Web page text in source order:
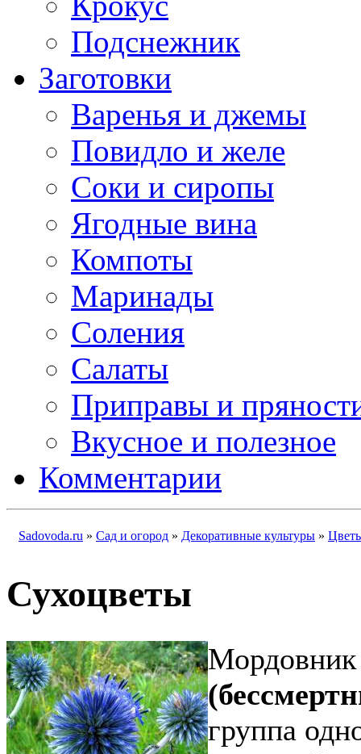
Подснежник
Заготовки
Варенья и джемы
Повидло и желе
Соки и сиропы
Ягодные вина
Компоты
Маринады
Соления
Салаты
Приправы и
Вкусное и полезное
Комментарии
Sadovoda.ru » Сад и огород » Декоративные культуры »
Сухоцветы
группа